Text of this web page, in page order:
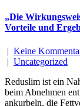
„Die
Vorteile und
| Keine
| Uncategorized
Reduslim ist ein
beim Abnehmen
ankurbeln, die